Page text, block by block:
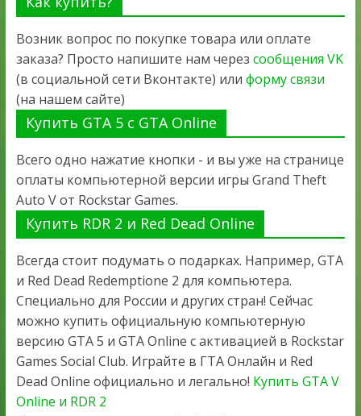
Возник вопрос по покупке товара или оплате
заказа? Просто напишите нам через сообщения VK
(в социальной сети Вконтакте) или форму связи
(на нашем сайте)
Купить GTA 5 с GTA Online
Всего одно нажатие кнопки - и вы уже на странице
оплаты компьютерной версии игры Grand Theft
Auto V от Rockstar Games.
Купить RDR 2 и Red Dead Online
Всегда стоит подумать о подарках. Например, GTA
и Red Dead Redemptione 2 для компьютера.
Специально для России и других стран! Сейчас
можно купить официальную компьютерную
версию GTA 5 и GTA Online с активацией в Rockstar
Games Social Club. Играйте в ГТА Онлайн и Red
Dead Online официально и легально! Купить GTA V
Online и RDR 2